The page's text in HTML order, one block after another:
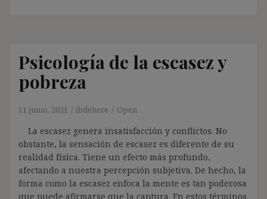
Psicología de la escasez y
pobreza
11 junio, 2021 ibdehere Open
La escasez genera insatisfacción y conflictos. No
obstante, la sensación de escasez es diferente de su
realidad física. Tiene un efecto más profundo,
afectando a nuestra percepción subjetiva. De hecho, la
forma como la escasez enfoca la mente es tan poderosa
que puede afirmarse que la captura. En estos términos